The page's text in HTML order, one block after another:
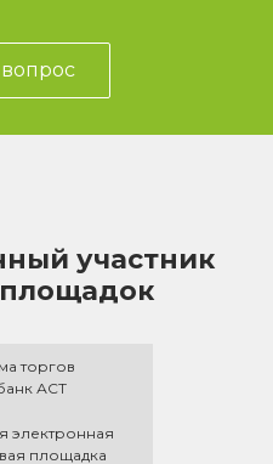
участник
торгов
АСТ
электронная
площадка